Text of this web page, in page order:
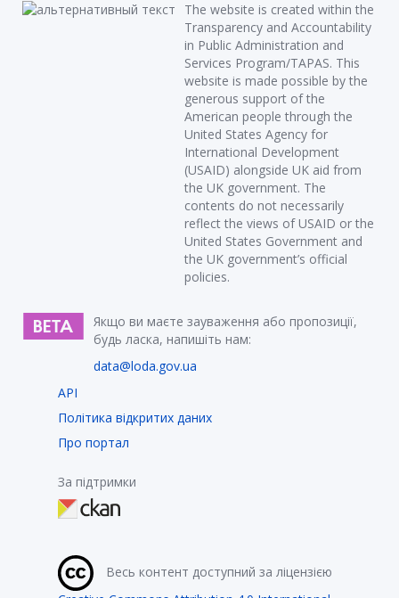
The website is created within the
Transparency and Accountability
in Public Administration and
Services Program/TAPAS. This
website is made possible by the
generous support of the
American people through the
United States Agency for
International Development
(USAID) alongside UK aid from
the UK government. The
contents do not necessarily
reflect the views of USAID or the
United States Government and
the UK government’s official
policies.
Якщо ви маєте зауваження або пропозиції,
будь ласка, напишіть нам:
data@loda.gov.ua
API
Політика відкритих даних
Про портал
За підтримки
Весь контент доступний за ліцензією